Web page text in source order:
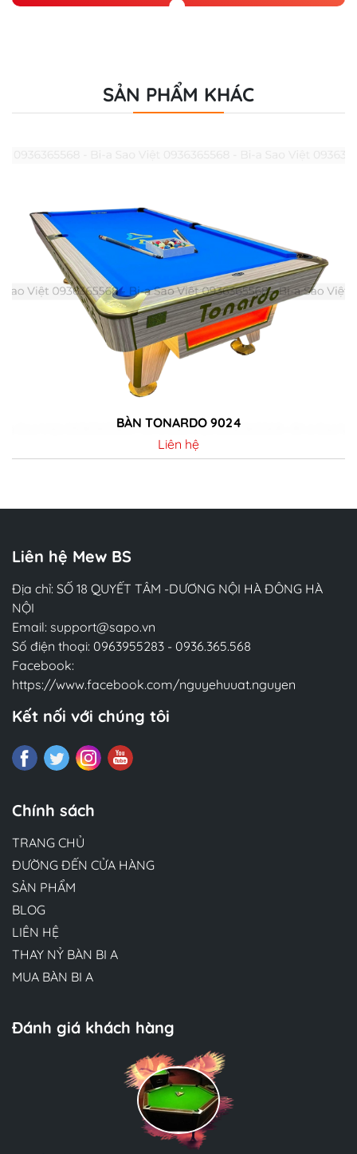
SẢN PHẨM KHÁC
BÀN TONARDO 9024
Liên hệ
Liên hệ Mew BS
Địa chỉ: SỐ 18 QUYẾT TÂM -DƯƠNG NỘI HÀ ĐÔNG HÀ
NỘI
Email: support@sapo.vn
Số điện thoại: 0963955283 - 0936.365.568
Facebook:
https://www.facebook.com/nguyehuuat.nguyen
Kết nối với chúng tôi
Chính sách
TRANG CHỦ
ĐƯỜNG ĐẾN CỬA HÀNG
SẢN PHẨM
BLOG
LIÊN HỆ
THAY NỶ BÀN BI A
MUA BÀN BI A
Đánh giá khách hàng